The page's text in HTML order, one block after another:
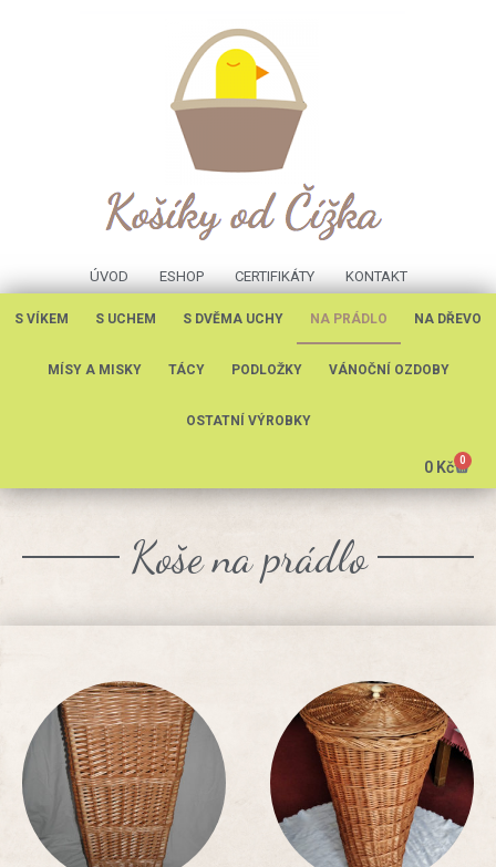
ÚVOD ESHOP CERTIFIKÁTY KONTAKT
S VÍKEM S UCHEM S DVĚMA UCHY NA PRÁDLO NA DŘEVO
MÍSY A MISKY TÁCY PODLOŽKY VÁNOČNÍ OZDOBY
OSTATNÍ VÝROBKY
0 Kč 0
Koše na prádlo